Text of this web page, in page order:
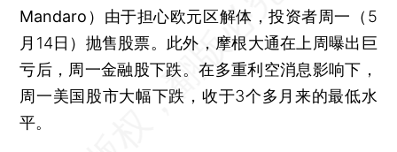
Mandaro） 由于担心欧元区解体，投资者周一（5
月14日）抛售股票。此外，摩根大通在上周曝出巨
亏后，周一金融股下跌。在多重利空消息影响下，
周一美国股市大幅下跌，收于3个多月来的最低水
平。